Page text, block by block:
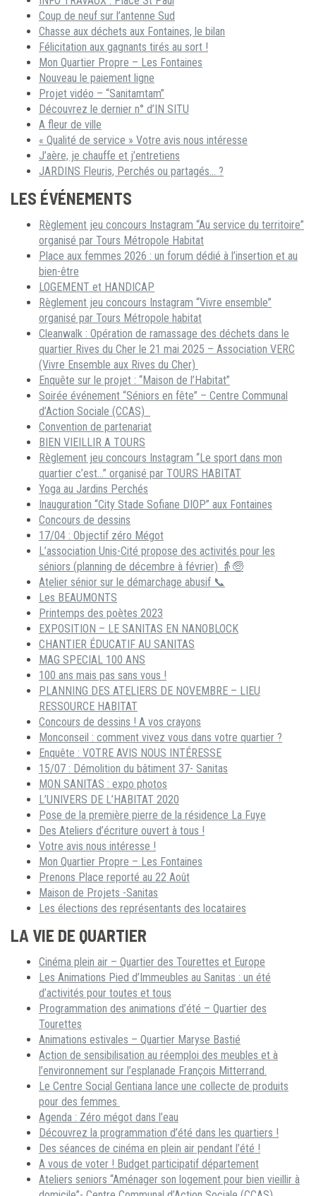
Coup de neuf sur l’antenne Sud
Chasse aux déchets aux Fontaines, le bilan
Félicitation aux gagnants tirés au sort !
Mon Quartier Propre – Les Fontaines
Nouveau le paiement ligne
Projet vidéo – “Sanitamtam”
Découvrez le dernier n° d’IN SITU
A fleur de ville
« Qualité de service » Votre avis nous intéresse
J’aère, je chauffe et j’entretiens
JARDINS Fleuris, Perchés ou partagés… ?
LES ÉVÉNEMENTS
Règlement jeu concours Instagram “Au service du territoire”
organisé par Tours Métropole Habitat
Place aux femmes 2026 : un forum dédié à l’insertion et au
bien-être
LOGEMENT et HANDICAP
Règlement jeu concours Instagram “Vivre ensemble”
organisé par Tours Métropole habitat
Cleanwalk : Opération de ramassage des déchets dans le
quartier Rives du Cher le 21 mai 2025 – Association VERC
(Vivre Ensemble aux Rives du Cher)
Enquête sur le projet : “Maison de l’Habitat”
Soirée événement “Séniors en fête” – Centre Communal
d’Action Sociale (CCAS)
Convention de partenariat
BIEN VIEILLIR A TOURS
Règlement jeu concours Instagram “Le sport dans mon
quartier c’est…” organisé par TOURS HABITAT
Yoga au Jardins Perchés
Inauguration “City Stade Sofiane DIOP” aux Fontaines
Concours de dessins
17/04 : Objectif zéro Mégot
L’association Unis-Cité propose des activités pour les
séniors (planning de décembre à février) 👵🧓
Atelier sénior sur le démarchage abusif 📞
Les BEAUMONTS
Printemps des poètes 2023
EXPOSITION – LE SANITAS EN NANOBLOCK
CHANTIER ÉDUCATIF AU SANITAS
MAG SPECIAL 100 ANS
100 ans mais pas sans vous !
PLANNING DES ATELIERS DE NOVEMBRE – LIEU
RESSOURCE HABITAT
Concours de dessins ! A vos crayons
Monconseil : comment vivez vous dans votre quartier ?
Enquête : VOTRE AVIS NOUS INTÉRESSE
15/07 : Démolition du bâtiment 37- Sanitas
MON SANITAS : expo photos
L’UNIVERS DE L’HABITAT 2020
Pose de la première pierre de la résidence La Fuye
Des Ateliers d’écriture ouvert à tous !
Votre avis nous intéresse !
Mon Quartier Propre – Les Fontaines
Prenons Place reporté au 22 Août
Maison de Projets -Sanitas
Les élections des représentants des locataires
LA VIE DE QUARTIER
Cinéma plein air – Quartier des Tourettes et Europe
Les Animations Pied d’Immeubles au Sanitas : un été
d’activités pour toutes et tous
Programmation des animations d’été – Quartier des
Tourettes
Animations estivales – Quartier Maryse Bastié
Action de sensibilisation au réemploi des meubles et à
l’environnement sur l’esplanade François Mitterrand.
Le Centre Social Gentiana lance une collecte de produits
pour des femmes
Agenda : Zéro mégot dans l’eau
Découvrez la programmation d’été dans les quartiers !
Des séances de cinéma en plein air pendant l’été !
A vous de voter ! Budget participatif département
Ateliers seniors “Aménager son logement pour bien vieillir à